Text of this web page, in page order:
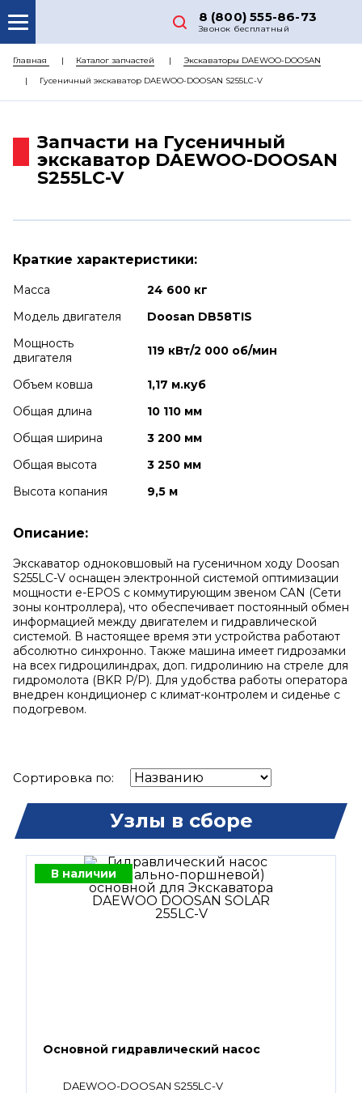
8 (800) 555-86-73
Звонок бесплатный
О НАС
КАТАЛОГ ЗАПЧАСТЕЙ
ДОСТАВКА
Главная Каталог запчастей
Экскаваторы DAEWOO-DOOSAN
Гусеничный экскаватор DAEWOO-DOOSAN S255LC-V
Запчасти на Гусеничный
экскаватор DAEWOO-DOOSAN
S255LC-V
Краткие характеристики:
Масса
24 600 кг
Модель двигателя
Doosan DB58TIS
Мощность
двигателя
119 кВт/2 000 об/мин
Объем ковша
1,17 м.куб
Общая длина
10 110 мм
Общая ширина
3 200 мм
Общая высота
3 250 мм
Высота копания
9,5 м
Описание:
Экскаватор одноковшовый на гусеничном ходу Doosan
S255LC-V оснащен электронной системой оптимизации
мощности е-EPOS с коммутирующим звеном CAN (Сети
зоны контроллера), что обеспечивает постоянный обмен
информацией между двигателем и гидравлической
системой. В настоящее время эти устройства работают
абсолютно синхронно. Также машина имеет гидрозамки
на всех гидроцилиндрах, доп. гидролинию на стреле для
гидромолота (BKR P/P). Для удобства работы оператора
внедрен кондиционер с климат-контролем и сиденье с
подогревом.
Сортировка по:
Узлы в сборе
В наличии
Основной гидравлический насос
DAEWOO-DOOSAN S255LC-V